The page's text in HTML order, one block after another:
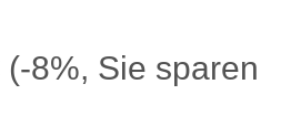
(-8%, Sie sparen